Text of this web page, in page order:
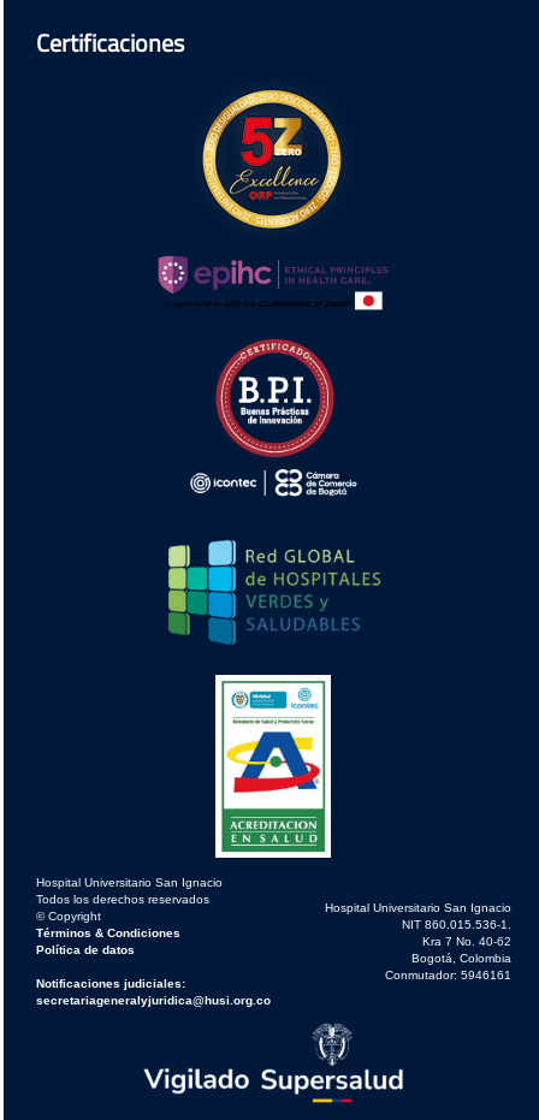
Certificaciones
Hospital Universitario San Ignacio
Todos los derechos reservados
© Copyright
Términos & Condiciones
Política de datos
Notificaciones judiciales:
secretariageneralyjuridica@husi.org.co
Hospital Universitario San Ignacio
NIT 860.015.536-1.
Kra 7 No. 40-62
Bogotá, Colombia
Conmutador: 5946161